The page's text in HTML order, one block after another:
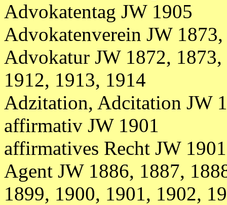
Advokatentag JW 1905
Advokatenverein JW
Advokatur JW 1872,
1912, 1913, 1914
Adzitation, Adcitation JW
affirmativ JW 1901
affirmatives Recht JW 1901
Agent JW 1886, 1887,
1899, 1900, 1901, 1902,